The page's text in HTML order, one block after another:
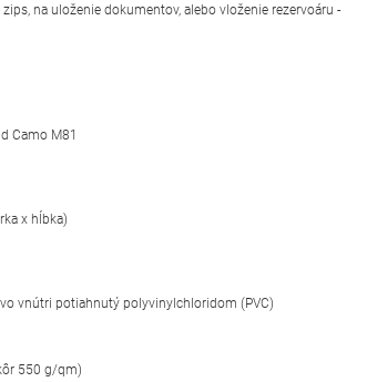
na uloženie dokumentov, alebo vloženie rezervoáru -
Camo M81
x hĺbka)
vnútri potiahnutý polyvinylchloridom (PVC)
550 g/qm)